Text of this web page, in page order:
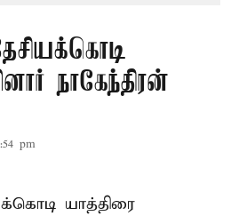
நாகேந்திரன்
pm
யாத்திரை